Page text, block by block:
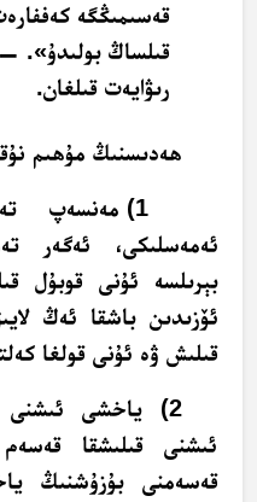
قەسىمىڭگە
قىلساڭ بولىدۇ».
رىۋايەت قىلغان.
ھەدىسنىڭ مۇھىم
1) مەنسەپ
ئەمەسلىكى، ئەگەر
بېرىلسە ئۇنى قوبۇل
ئۆزىدىن باشقا ئەڭ
قىلىش ۋە ئۇنى قولغا
2) ياخشى ئىشنى
ئىشنى قىلىشقا
قەسەمنى بۇزۇشنىڭ